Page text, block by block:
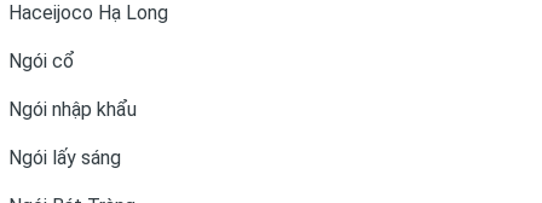
Haceijoco Hạ Long
Ngói cổ
Ngói nhập khẩu
Ngói lấy sáng